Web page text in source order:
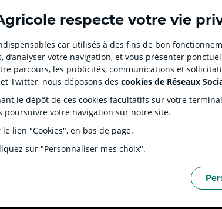
respecte votre vie
car utilisés à des fins de bon
votre navigation, et vous présenter
parcours, les publicités, communications et
Twitter, nous déposons des cookies de Réseaux
le dépôt de ces cookies facultatifs sur votre
votre navigation sur notre site.
lien "Cookies", en bas de page.
sur "Personnaliser mes choix".
Ouvert
dans
un
nouvel
onglet
:
aller
sur
la
page
facebook
dans
un
nouvel
onglet
:
Aller
sur
la
page
instagram
Ouvert
dans
un
nouvel
onglet
:
aller
sur
la
page
youtube
Ouvert
dans
un
nouvel
onglet
:
aller
sur
page
twitter
Ouvert
dans
un
nouvel
onglet
:
Aller
sur
Agricole
(FGDR)
SITES SPECIALISES
Prêt immobilier en ligne
Agences immobilières Square
Habitat
Service de télésurveillance